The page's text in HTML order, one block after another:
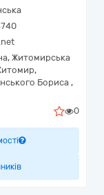
, Житомирська
Бориса ,
0